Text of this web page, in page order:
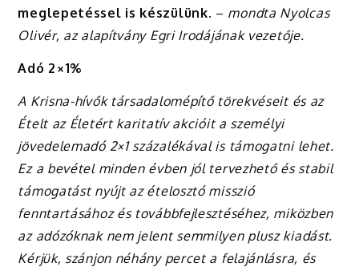
meglepetéssel is készülünk. – mondta Nyolcas
Olivér, az alapítvány Egri Irodájának vezetője.
Adó 2×1%
A Krisna-hívők társadalomépítő törekvéseit és az
Ételt az Életért karitatív akcióit a személyi
jövedelemadó 2×1 százalékával is támogatni lehet.
Ez a bevétel minden évben jól tervezhető és stabil
támogatást nyújt az ételosztó misszió
fenntartásához és továbbfejlesztéséhez, miközben
az adózóknak nem jelent semmilyen plusz kiadást.
Kérjük, szánjon néhány percet a felajánlásra, és